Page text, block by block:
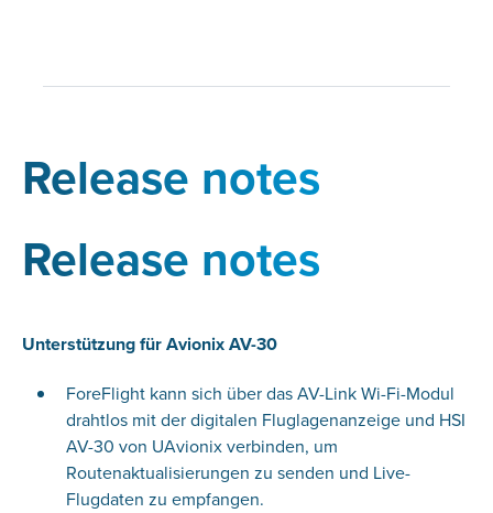
Release notes
Release notes
Unterstützung für Avionix AV-30
ForeFlight kann sich über das AV-Link Wi-Fi-Modul
drahtlos mit der digitalen Fluglagenanzeige und HSI
AV-30 von UAvionix verbinden, um
Routenaktualisierungen zu senden und Live-
Flugdaten zu empfangen.